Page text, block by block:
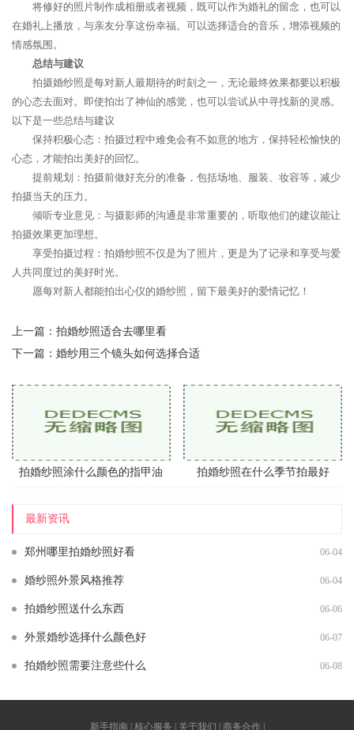
将修好的照片制作成相册或者视频，既可以作为婚礼的留念，也可以
在婚礼上播放，与亲友分享这份幸福。可以选择适合的音乐，增添视频的
情感氛围。
总结与建议
拍摄婚纱照是每对新人最期待的时刻之一，无论最终效果都要以积极
的心态去面对。即使拍出了神仙的感觉，也可以尝试从中寻找新的灵感。
以下是一些总结与建议
保持积极心态：拍摄过程中难免会有不如意的地方，保持轻松愉快的
心态，才能拍出美好的回忆。
提前规划：拍摄前做好充分的准备，包括场地、服装、妆容等，减少
拍摄当天的压力。
倾听专业意见：与摄影师的沟通是非常重要的，听取他们的建议能让
拍摄效果更加理想。
享受拍摄过程：拍婚纱照不仅是为了照片，更是为了记录和享受与爱
人共同度过的美好时光。
愿每对新人都能拍出心仪的婚纱照，留下最美好的爱情记忆！
上一篇： 拍婚纱照适合去哪里看
下一篇： 婚纱用三个镜头如何选择合适
拍婚纱照涂什么颜色的指甲油 拍婚纱照在什么季节拍最好
最新资讯
郑州哪里拍婚纱照好看 06-04
婚纱照外景风格推荐 06-04
拍婚纱照送什么东西 06-06
外景婚纱选择什么颜色好 06-07
拍婚纱照需要注意些什么 06-08
新手指南 | 核心服务 | 关于我们 | 商务合作 |